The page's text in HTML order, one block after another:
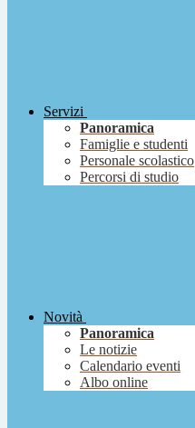
Servizi
Panoramica
Famiglie e studenti
Personale scolastico
Percorsi di studio
Novità
Panoramica
Le notizie
Calendario eventi
Albo online